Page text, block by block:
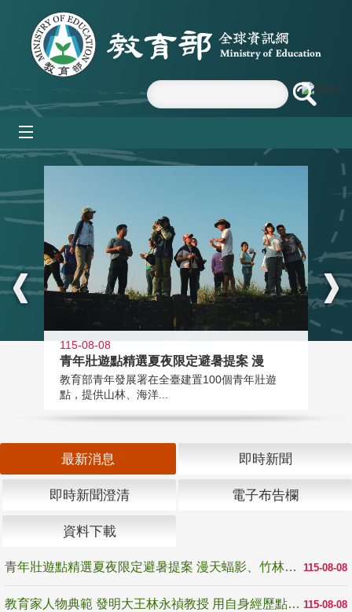
跳到主要內容區塊
:::
115-08-08
青年壯遊點精選夏夜限定避暑提案 漫
教育部青年發展署在全臺建置100個青年壯遊
點，提供山林、海洋...
最新消息 即時新聞
即時新聞澄清 電子布告欄
資料下載
115-08-08
青年壯遊點精選夏夜限定避暑提案 漫天蝠影、竹林尋蛙、茶香夜觀 邀青年暮色出發
115-08-08
教育家人物典範 發明大王林永禎教授 用自身經歷點亮學生的路